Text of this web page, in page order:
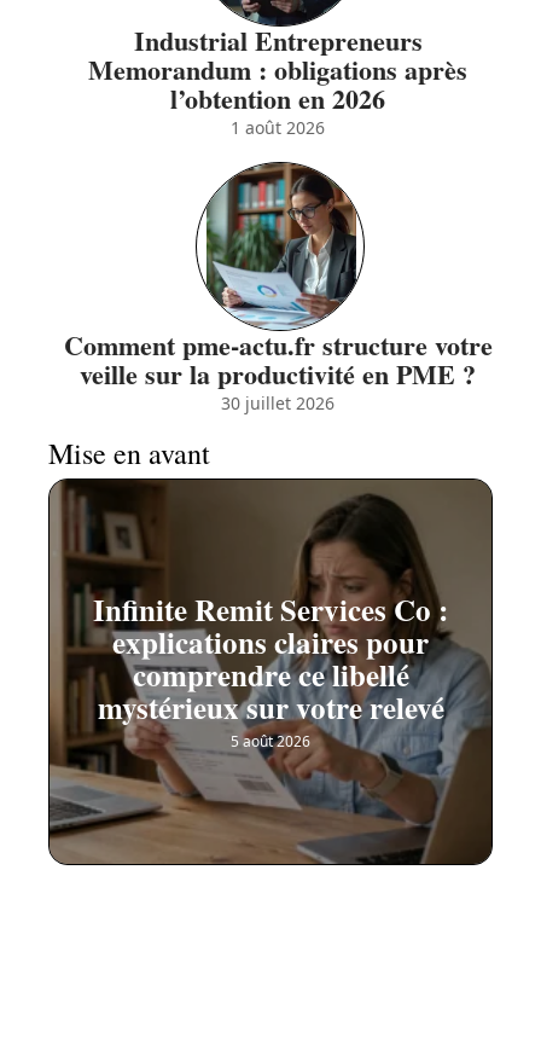
Industrial Entrepreneurs
Memorandum : obligations après
l’obtention en 2026
1 août 2026
Comment pme-actu.fr structure votre
veille sur la productivité en PME ?
30 juillet 2026
Mise en avant
Infinite Remit Services Co :
explications claires pour
comprendre ce libellé
mystérieux sur votre relevé
5 août 2026